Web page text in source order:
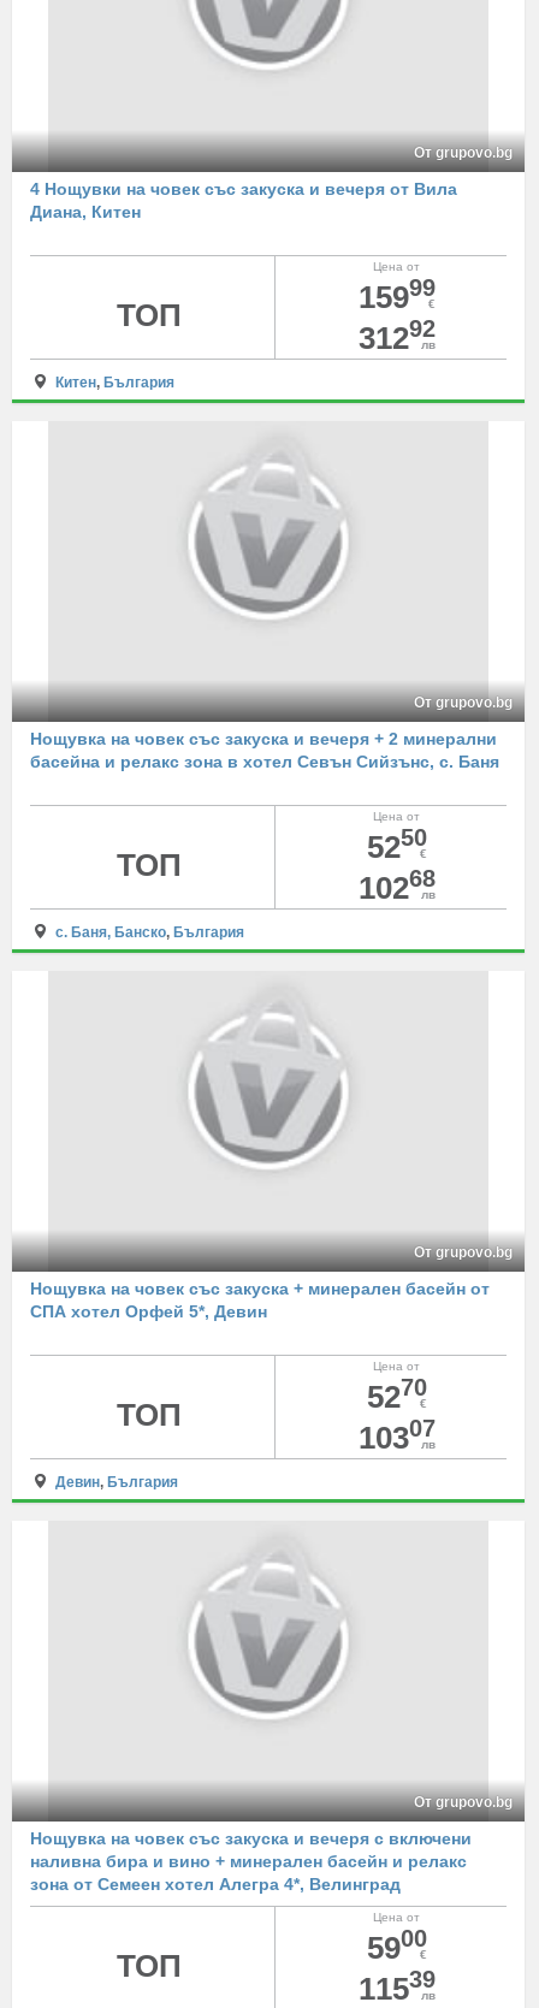
От grupovo.bg
4 Нощувки на човек със закуска и вечеря от Вила
Диана, Китен
Цена от
15999
€
31292
лв
ТОП
Китен, България
От grupovo.bg
Нощувка на човек със закуска и вечеря + 2 минерални
басейна и релакс зона в хотел Севън Сийзънс, с. Баня
Цена от
5250
€
10268
лв
ТОП
с. Баня, Банско, България
От grupovo.bg
Нощувка на човек със закуска + минерален басейн от
СПА хотел Орфей 5*, Девин
Цена от
5270
€
10307
лв
ТОП
Девин, България
От grupovo.bg
Нощувка на човек със закуска и вечеря с включени
наливна бира и вино + минерален басейн и релакс
зона от Семеен хотел Алегра 4*, Велинград
Цена от
5900
€
11539
лв
ТОП